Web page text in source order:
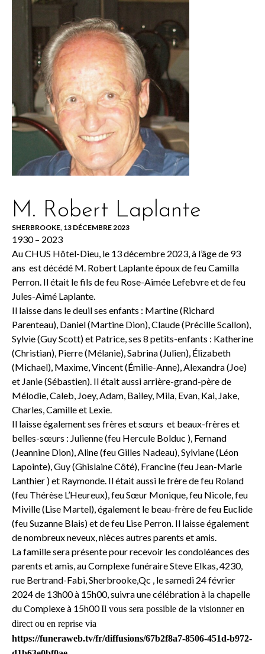
M. Robert Laplante
SHERBROOKE, 13 DÉCEMBRE 2023
1930 – 2023
Au CHUS Hôtel-Dieu, le 13 décembre 2023, à l’âge de 93
ans est décédé M. Robert Laplante époux de feu Camilla
Perron. Il était le fils de feu Rose-Aimée Lefebvre et de feu
Jules-Aimé Laplante.
Il laisse dans le deuil ses enfants : Martine (Richard
Parenteau), Daniel (Martine Dion), Claude (Précille Scallon),
Sylvie (Guy Scott) et Patrice, ses 8 petits-enfants : Katherine
(Christian), Pierre (Mélanie), Sabrina (Julien), Élizabeth
(Michael), Maxime, Vincent (Émilie-Anne), Alexandra (Joe)
et Janie (Sébastien). Il était aussi arrière-grand-père de
Mélodie, Caleb, Joey, Adam, Bailey, Mila, Evan, Kai, Jake,
Charles, Camille et Lexie.
Il laisse également ses frères et sœurs et beaux-frères et
belles-sœurs : Julienne (feu Hercule Bolduc ), Fernand
(Jeannine Dion), Aline (feu Gilles Nadeau), Sylviane (Léon
Lapointe), Guy (Ghislaine Côté), Francine (feu Jean-Marie
Lanthier ) et Raymonde. Il était aussi le frère de feu Roland
(feu Thérèse L’Heureux), feu Sœur Monique, feu Nicole, feu
Miville (Lise Martel), également le beau-frère de feu Euclide
(feu Suzanne Blais) et de feu Lise Perron. Il laisse également
de nombreux neveux, nièces autres parents et amis.
La famille sera présente pour recevoir les condoléances des
parents et amis, au Complexe funéraire Steve Elkas, 4230,
rue Bertrand-Fabi, Sherbrooke,Qc , le samedi 24 février
2024 de 13h00 à 15h00, suivra une célébration à la chapelle
du Complexe à 15h00Il vous sera possible de la visionner en
direct ou en reprise via
https://funeraweb.tv/fr/diffusions/67b2f8a7-8506-451d-b972-